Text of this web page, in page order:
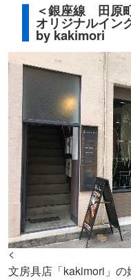
＜銀座線 田原
オリジナルイン
by kakimori
<
文房具店「kakimori」の